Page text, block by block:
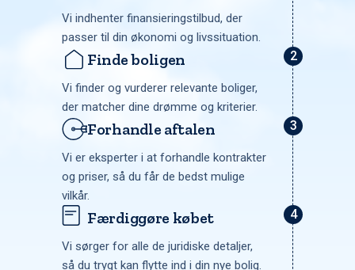
Vi indhenter finansieringstilbud, der
passer til din økonomi og livssituation.
Finde boligen
Vi finder og vurderer relevante boliger,
der matcher dine drømme og kriterier.
Forhandle aftalen
Vi er eksperter i at forhandle kontrakter
og priser, så du får de bedst mulige
vilkår.
Færdiggøre købet
Vi sørger for alle de juridiske detaljer,
så du trygt kan flytte ind i din nye bolig.